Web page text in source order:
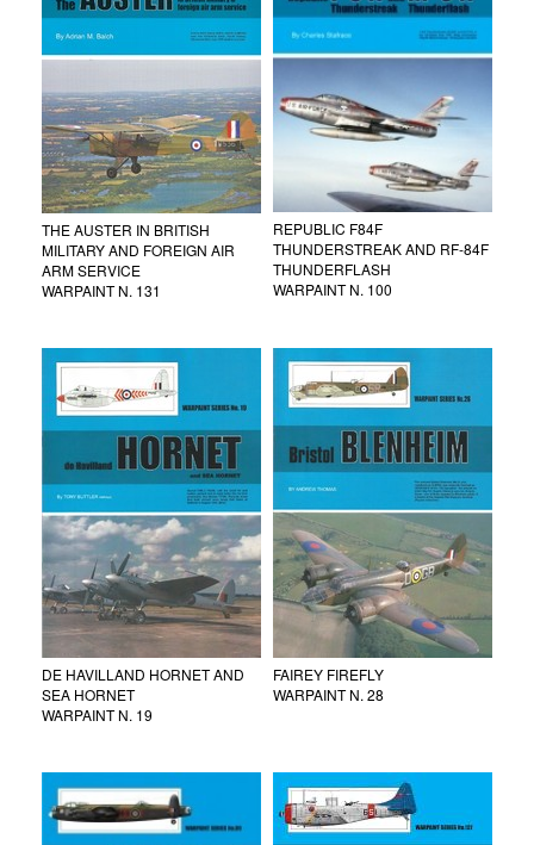
THE AUSTER IN BRITISH
MILITARY AND FOREIGN AIR
ARM SERVICE
WARPAINT N. 131
REPUBLIC F84F
THUNDERSTREAK AND RF-84F
THUNDERFLASH
WARPAINT N. 100
DE HAVILLAND HORNET AND
SEA HORNET
WARPAINT N. 19
FAIREY FIREFLY
WARPAINT N. 28